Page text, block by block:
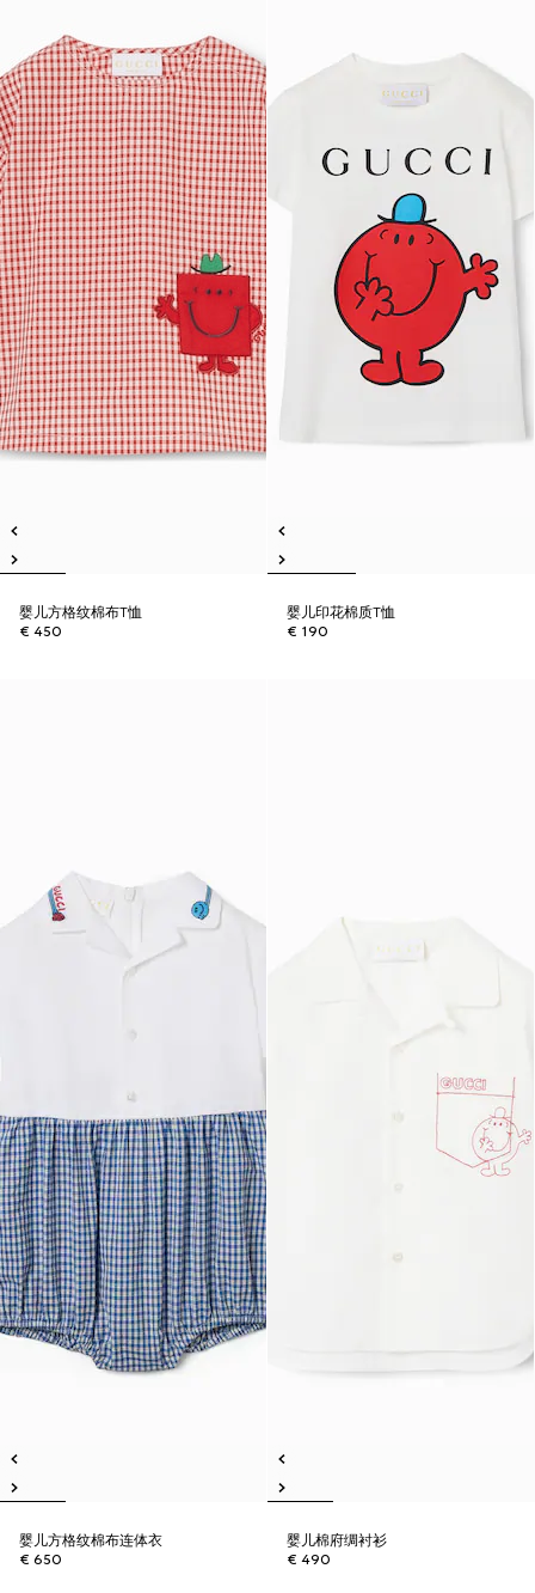
婴儿方格纹棉布T恤
€ 450
婴儿印花棉质T恤
€ 190
婴儿方格纹棉布连体衣
€ 650
婴儿棉府绸衬衫
€ 490